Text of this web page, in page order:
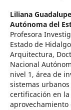
Liliana
Autónoma del
Profesora
Estado de
Arquitectura,
Nacional
nivel 1, área de
sistemas
certificación en
aprovechamiento